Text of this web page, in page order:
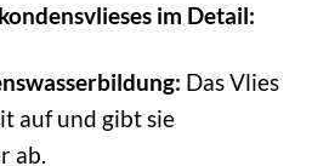
im Detail:
Das Vlies
auf und gibt sie
ab.